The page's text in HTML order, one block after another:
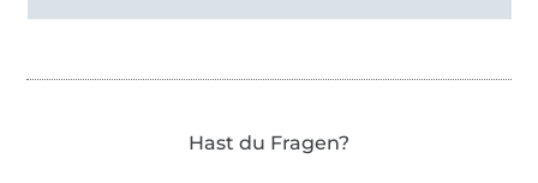
Hast du Fragen?